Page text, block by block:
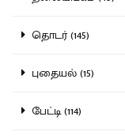
தொடர் (145)
புதையல் (15)
பேட்டி (114)